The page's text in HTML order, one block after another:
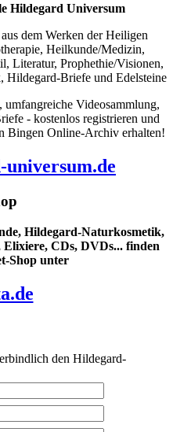
Hildegard Universum
dem Werken der Heiligen
Heilkunde/Medizin,
Literatur, Prophethie/Visionen,
Hildegard-Briefe und Edelsteine
Videosammlung,
- kostenlos registrieren und
Bingen Online-Archiv erhalten!
Hildegard-Naturkosmetik,
CDs, DVDs... finden
Shop unter
den Hildegard-